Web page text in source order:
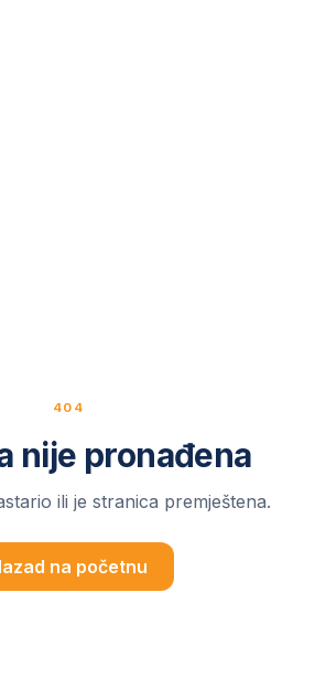
404
nije pronađena
ili je stranica premještena.
na početnu